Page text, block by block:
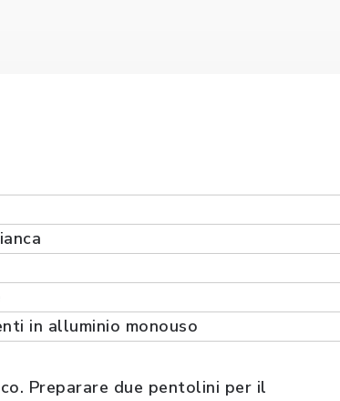
in alluminio monouso
Preparare due pentolini per il